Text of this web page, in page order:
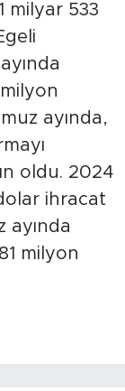
milyar 533
ayında,
oldu. 2024
ihracat
ayında
milyon